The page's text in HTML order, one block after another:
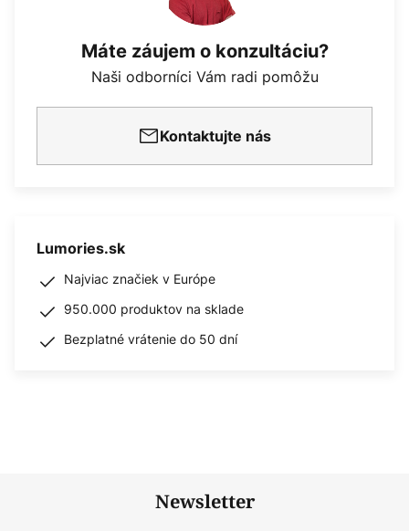
Máte záujem o konzultáciu?
Naši odborníci Vám radi pomôžu
Kontaktujte nás
Lumories.sk
Najviac značiek v Európe
950.000 produktov na sklade
Bezplatné vrátenie do 50 dní
Newsletter